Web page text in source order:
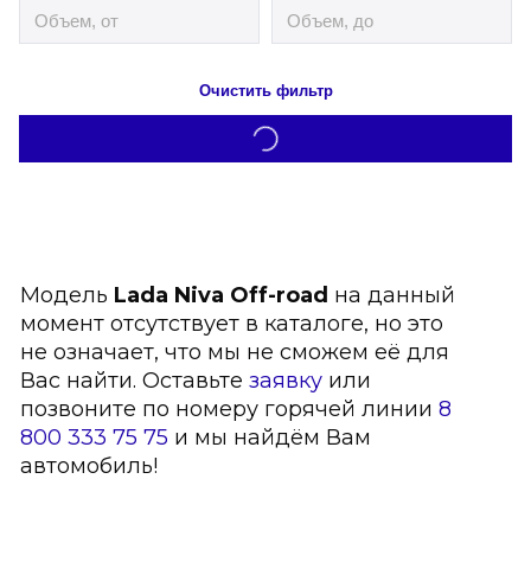
Очистить фильтр
Модель Lada Niva Off-road на данный
момент отсутствует в каталоге, но это
не означает, что мы не сможем её для
Вас найти. Оставьте заявку или
позвоните по номеру горячей линии 8
800 333 75 75 и мы найдём Вам
автомобиль!